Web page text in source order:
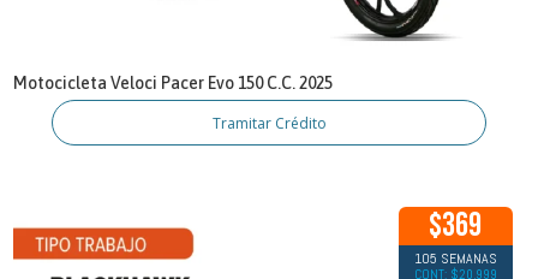
Motocicleta Veloci Pacer Evo 150 C.C. 2025
Tramitar Crédito
$369
105 SEMANAS
CONT: $20,999